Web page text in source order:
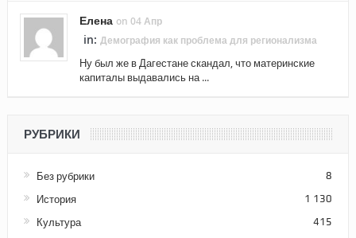
Елена on 04 Апр
in: Демография как проблема для регионализма
Ну был же в Дагестане скандал, что материнские
капиталы выдавались на ...
РУБРИКИ
Без рубрики 8
История 1 130
Культура 415